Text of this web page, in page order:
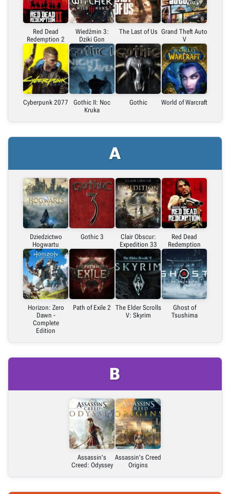
X (Twitter)
Link do grafiki poziomej
Link do grafiki pionowej
Red Dead
Redemption 2
Wiedźmin 3:
Dziki Gon
The Last of Us Grand Theft Auto
V
Cyberpunk 2077
Gothic II: Noc
Kruka
Gothic World of Warcraft
A
Dziedzictwo
Hogwartu
Gothic 3
Clair Obscur:
Expedition 33
Red Dead
Redemption
Horizon: Zero
Dawn -
Complete
Edition
Path of Exile 2
The Elder Scrolls
V: Skyrim
Ghost of
Tsushima
B
Assassin's
Creed: Odyssey
Assassin's Creed
Origins